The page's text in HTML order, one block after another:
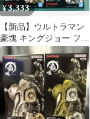
¥3,333
【新品】ウルトラマン
豪塊 キングジョー フィ
ギュア 全2種セット